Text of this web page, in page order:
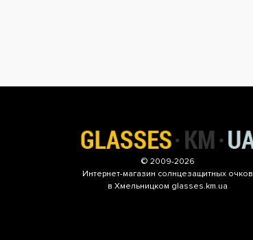
© 2009-2026
Интернет-магазин солнцезащитных очков
в Хмельницком glasses.km.ua